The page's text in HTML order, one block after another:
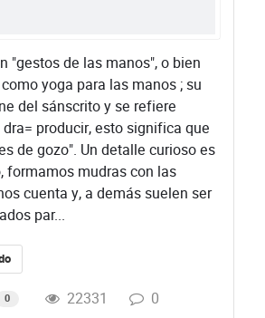
"gestos de las manos", o bien
yoga para las manos ; su
del sánscrito y se refiere
producir, esto significa que
de gozo". Un detalle curioso es
formamos mudras con las
cuenta y, a demás suelen ser
par...
0 22331
0